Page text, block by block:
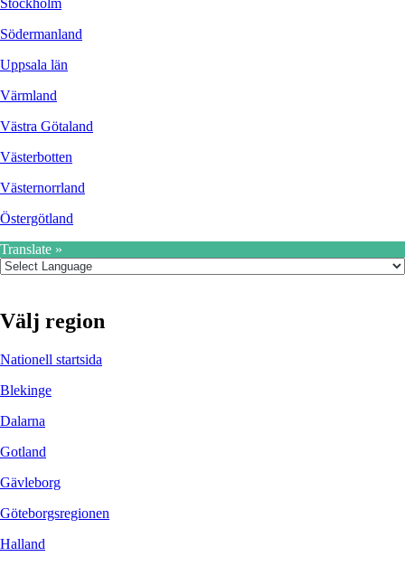
Stockholm
Södermanland
Uppsala län
Värmland
Västra Götaland
Västerbotten
Västernorrland
Östergötland
Translate »
Välj region
Nationell startsida
Blekinge
Dalarna
Gotland
Gävleborg
Göteborgsregionen
Halland